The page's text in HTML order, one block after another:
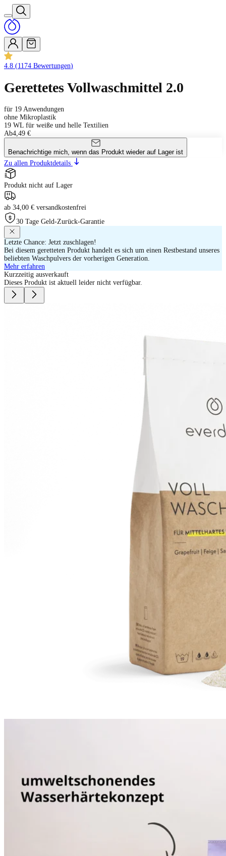
4.8 (1174 Bewertungen)
Gerettetes Vollwaschmittel 2.0
für 19 Anwendungen
ohne Mikroplastik
19 WL für weiße und helle Textilien
Ab4,49 €
Benachrichtige mich, wenn das Produkt wieder auf Lager ist
Zu allen Produktdetails
Produkt nicht auf Lager
ab 34,00 € versandkostenfrei
30 Tage Geld-Zurück-Garantie
Letzte Chance: Jetzt zuschlagen!
Bei diesem geretteten Produkt handelt es sich um einen Restbestand unseres
beliebten Waschpulvers der vorherigen Generation.
Mehr erfahren
Kurzzeitig ausverkauft
Dieses Produkt ist aktuell leider nicht verfügbar.